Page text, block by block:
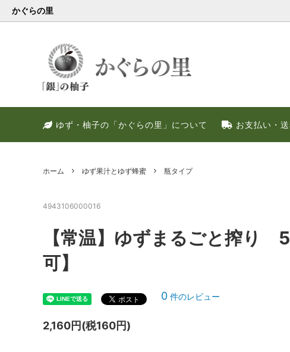
かぐらの里
ゆず・柚子の「かぐらの里」について お支払い・
ホーム ゆず果汁とゆず蜂蜜 瓶タイプ
4943106000016
【常温】ゆずまるごと搾り
可】
0 件のレビュー
2,160円(税160円)